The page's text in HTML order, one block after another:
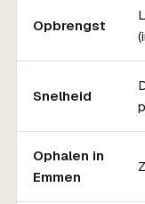
Opbrengst
Snelheid
Ophalen in
Emmen